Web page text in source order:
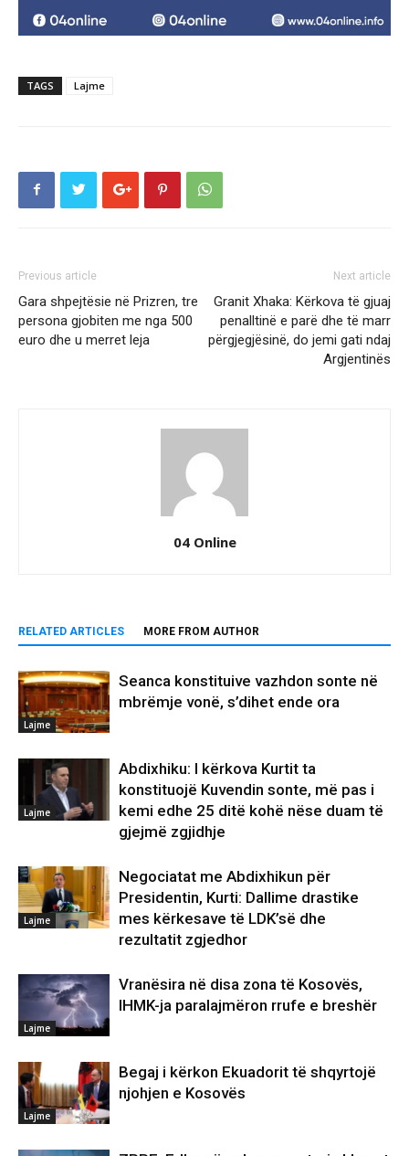
TAGS Lajme
Previous article
Gara shpejtësie në Prizren, tre
persona gjobiten me nga 500
euro dhe u merret leja
Next article
Granit Xhaka: Kërkova të gjuaj
penalltinë e parë dhe të marr
përgjegjësinë, do jemi gati ndaj
Argjentinës
04 Online
RELATED ARTICLES MORE FROM AUTHOR
Lajme
Seanca konstituive vazhdon sonte në
mbrëmje vonë, s’dihet ende ora
Lajme
Abdixhiku: I kërkova Kurtit ta
konstituojë Kuvendin sonte, më pas i
kemi edhe 25 ditë kohë nëse duam të
gjejmë zgjidhje
Lajme
Negociatat me Abdixhikun për
Presidentin, Kurti: Dallime drastike
mes kërkesave të LDK’së dhe
rezultatit zgjedhor
Lajme
Vranësira në disa zona të Kosovës,
IHMK-ja paralajmëron rrufe e breshër
Lajme
Begaj i kërkon Ekuadorit të shqyrtojë
njohjen e Kosovës